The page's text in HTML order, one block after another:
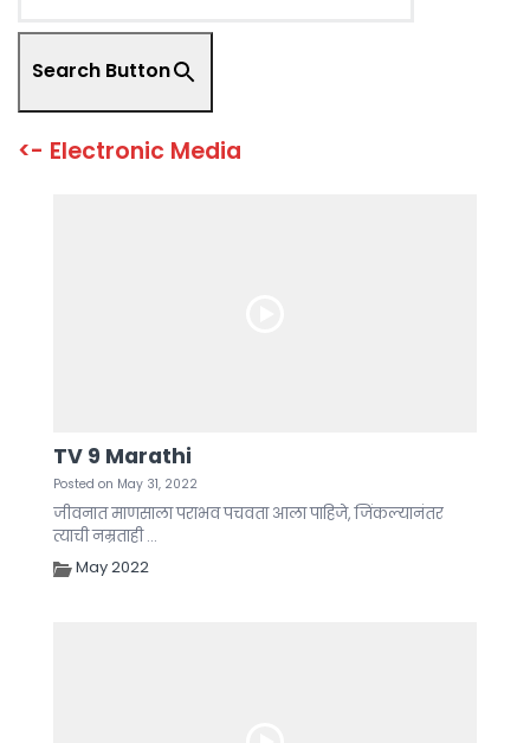
Search Button
TV 9 Marathi
Posted on May 31, 2022
जीवनात माणसाला पराभव पचवता आला पाहिजे, जिंकल्यानंतर
त्याची नम्रताही ...
May 2022